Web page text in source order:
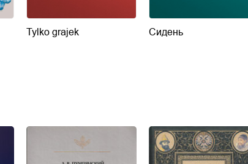
Tylko grajek Сидень